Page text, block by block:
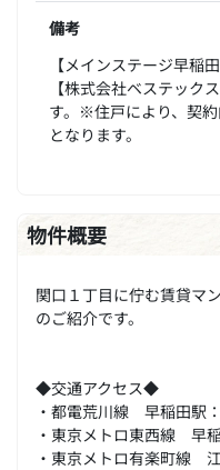
備考
【メインステージ早稲
【株式会社ベステック
す。※住戸により、契
となります。
物件概要
関口１丁目に佇む賃貸マ
のご紹介です。
◆交通アクセス◆
・都電荒川線 早稲田駅
・東京メトロ東西線 早
・東京メトロ有楽町線